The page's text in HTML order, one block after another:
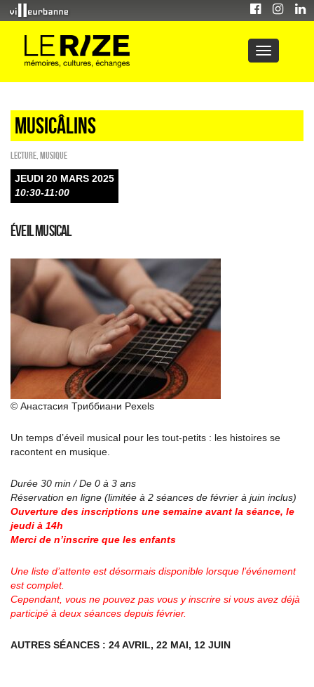
Musicâlins
Lecture Musique
JEUDI 20 MARS 2025
10:30-11:00
Éveil musical
© Анастасия Триббиани Pexels
Un temps d’éveil musical pour les tout-petits : les histoires se
racontent en musique.
Durée 30 min / De 0 à 3 ans
Réservation en ligne (limitée à 2 séances de février à juin inclus)
Ouverture des inscriptions une semaine avant la séance, le
jeudi à 14h
Merci de n’inscrire que les enfants
Une liste d’attente est désormais disponible lorsque l’événement
est complet.
Cependant, vous ne pouvez pas vous y inscrire si vous avez déjà
participé à deux séances depuis février.
AUTRES SÉANCES : 24 AVRIL, 22 MAI, 12 JUIN